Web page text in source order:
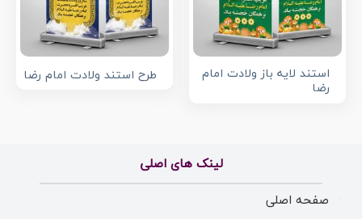
طرح استند ولادت امام رضا
استند لایه باز ولادت امام
رضا
لینک های اصلی
صفحه اصلی